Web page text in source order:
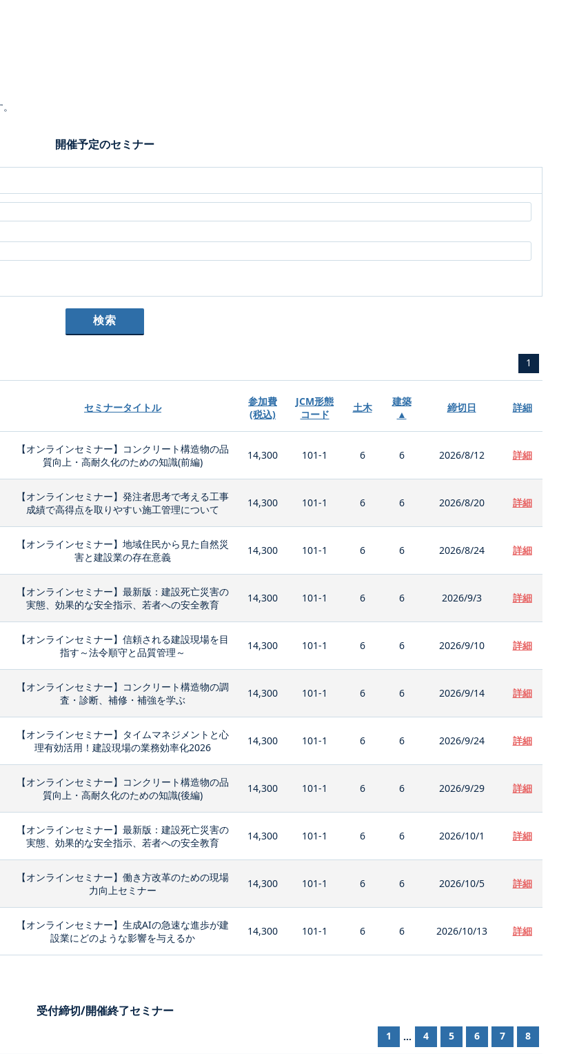
開催予定のセミナー
1
セミナータイトル
参加費
(税込)
JCM形態
コード
土木
建築
▲
締切日 詳細
【オンラインセミナー】コンクリート構造物の品
質向上・高耐久化のための知識(前編)
14,300 101-1 6 6 2026/8/12 詳細
【オンラインセミナー】発注者思考で考える工事
成績で高得点を取りやすい施工管理について
14,300 101-1 6 6 2026/8/20 詳細
【オンラインセミナー】地域住民から見た自然災
害と建設業の存在意義
14,300 101-1 6 6 2026/8/24 詳細
【オンラインセミナー】最新版：建設死亡災害の
実態、効果的な安全指示、若者への安全教育
14,300 101-1 6 6 2026/9/3 詳細
【オンラインセミナー】信頼される建設現場を目
指す～法令順守と品質管理～
14,300 101-1 6 6 2026/9/10 詳細
【オンラインセミナー】コンクリート構造物の調
査・診断、補修・補強を学ぶ
14,300 101-1 6 6 2026/9/14 詳細
【オンラインセミナー】タイムマネジメントと心
理有効活用！建設現場の業務効率化2026
14,300 101-1 6 6 2026/9/24 詳細
【オンラインセミナー】コンクリート構造物の品
質向上・高耐久化のための知識(後編)
14,300 101-1 6 6 2026/9/29 詳細
【オンラインセミナー】最新版：建設死亡災害の
実態、効果的な安全指示、若者への安全教育
14,300 101-1 6 6 2026/10/1 詳細
【オンラインセミナー】働き方改革のための現場
力向上セミナー
14,300 101-1 6 6 2026/10/5 詳細
【オンラインセミナー】生成AIの急速な進歩が建
設業にどのような影響を与えるか
14,300 101-1 6 6 2026/10/13 詳細
受付締切/開催終了セミナー
1 ... 4 5 6 7 8